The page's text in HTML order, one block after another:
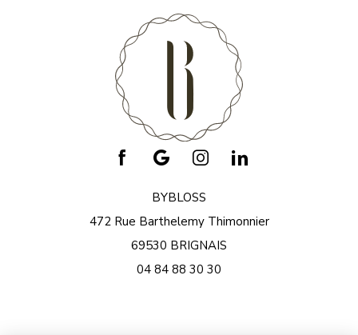
BYBLOSS
472 Rue Barthelemy Thimonnier
69530 BRIGNAIS
04 84 88 30 30